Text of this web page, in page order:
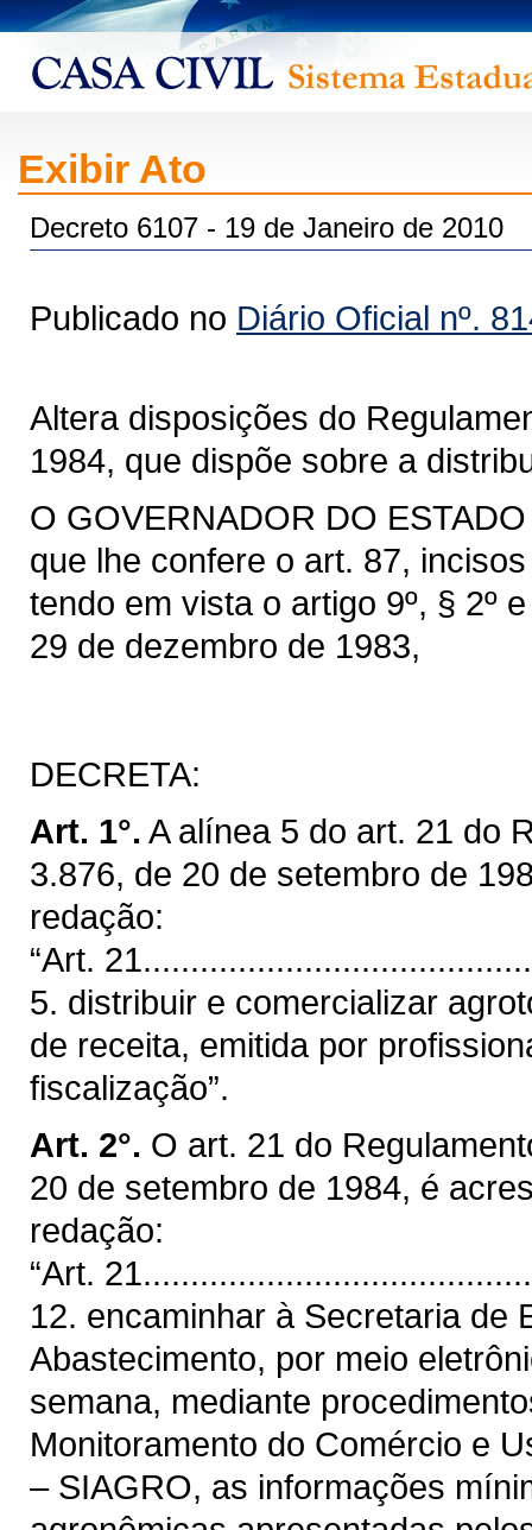
Exibir Ato
Decreto 6107 - 19 de Janeiro de 2010
Publicado no Diário Oficial nº.
Altera disposições do
1984, que dispõe sobre a
O GOVERNADOR DO
que lhe confere o art. 87,
tendo em vista o artigo 9º, § 2º
29 de dezembro de 1983,
DECRETA:
Art. 1°. A alínea 5 do art. 21 do
3.876, de 20 de setembro de
redação:
“Art.
5. distribuir e comercializar
de receita, emitida por
fiscalização”.
Art. 2°. O art. 21 do
20 de setembro de 1984, é
redação:
“Art.
12. encaminhar à Secretaria de
Abastecimento, por meio
semana, mediante
Monitoramento do Comércio e
– SIAGRO, as informações